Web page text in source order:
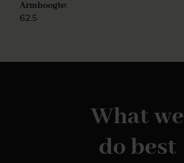
Armhoogte:
62.5
What we
do best